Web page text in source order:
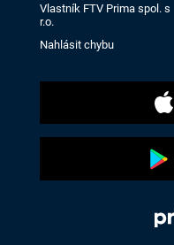
Vlastník FTV Prima spol. s
r.o.
Nahlásit chybu